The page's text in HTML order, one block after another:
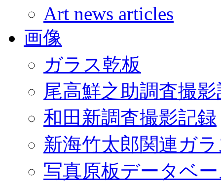
Art news articles
画像
ガラス乾板
尾高鮮之助調査撮
和田新調査撮影記録
新海竹太郎関連ガ
写真原板データベ